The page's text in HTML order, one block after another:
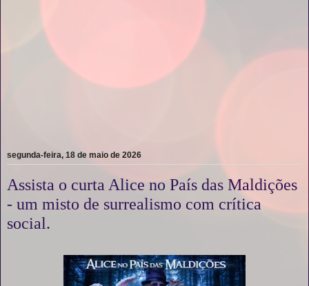
segunda-feira, 18 de maio de 2026
Assista o curta Alice no País das Maldições
- um misto de surrealismo com crítica
social.